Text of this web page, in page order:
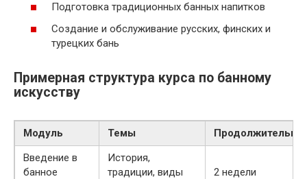
Подготовка традиционных банных напитков
Создание и обслуживание русских, финских и
турецких бань
Примерная структура курса по банному
искусству
Модуль Темы
Введение в
банное
История,
традиции, виды
2 недели